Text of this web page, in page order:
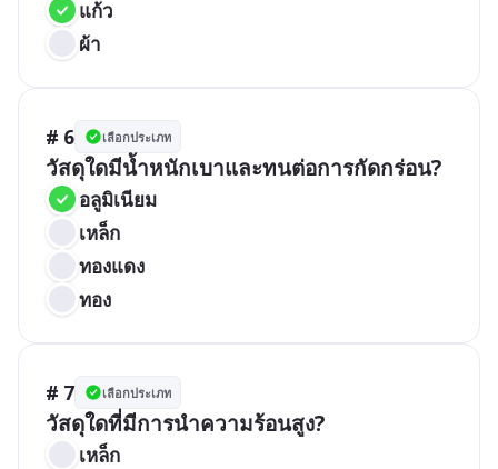
แก้ว
ผ้า
# 6 เลือกประเภท
วัสดุใดมีน้ำหนักเบาและทนต่อการกัดกร่อน?
อลูมิเนียม
เหล็ก
ทองแดง
ทอง
# 7 เลือกประเภท
วัสดุใดที่มีการนำความร้อนสูง?
เหล็ก